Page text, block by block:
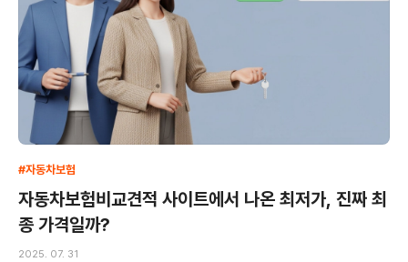
#자동차보험
자동차보험비교견적 사이트에서 나온 최저가, 진짜 최
종 가격일까?
2025. 07. 31